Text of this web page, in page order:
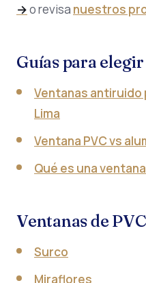
→o revisa nuestros
Guías para
Ventanas
Lima
Ventana PVC vs
Qué es una
Ventanas de
Surco
Miraflores